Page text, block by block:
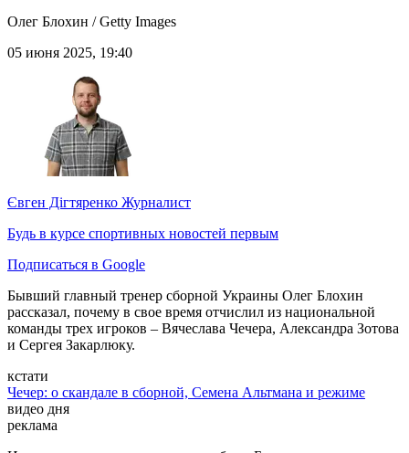
Олег Блохин / Getty Images
05 июня 2025, 19:40
Євген Дігтяренко Журналист
Будь в курсе спортивных новостей первым
Подписаться в Google
Бывший главный тренер сборной Украины Олег Блохин
рассказал, почему в свое время отчислил из национальной
команды трех игроков – Вячеслава Чечера, Александра Зотова
и Сергея Закарлюку.
кстати
Чечер: о скандале в сборной, Семена Альтмана и режиме
видео дня
реклама